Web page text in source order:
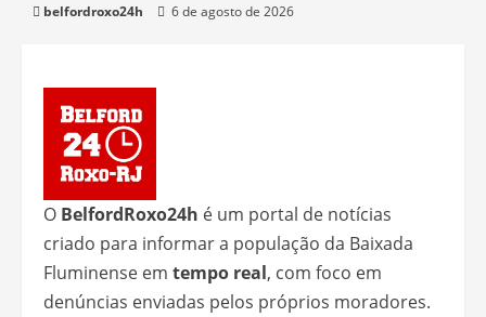
belfordroxo24h
6 de agosto de 2026
O BelfordRoxo24h é um portal de notícias
criado para informar a população da Baixada
Fluminense em tempo real, com foco em
denúncias enviadas pelos próprios moradores.